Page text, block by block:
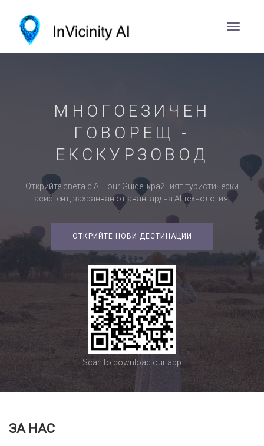
МНОГОЕЗИЧЕН
ГОВОРЕЩ -
ЕКСКУРЗОВОД
Открийте света с AI Tour Guide, крайният туристически
асистент, захранван от авангардна AI технология.
ОТКРИЙТЕ НОВИ ДЕСТИНАЦИИ
Scan to download our app
ЗА НАС